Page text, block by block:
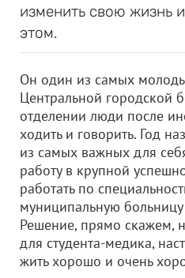
изменить свою жизнь
этом.
Он один из самых
Центральной городской
отделении люди после
ходить и говорить. Год
из самых важных для
работу в крупной
работать по
муниципальную
Решение, прямо скажем,
для студента-медика,
жить хорошо и очень